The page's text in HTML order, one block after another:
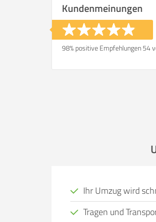
Kundenmeinungen
98% positive Empfehlungen 54
Ihr Umzug wird
Tragen und